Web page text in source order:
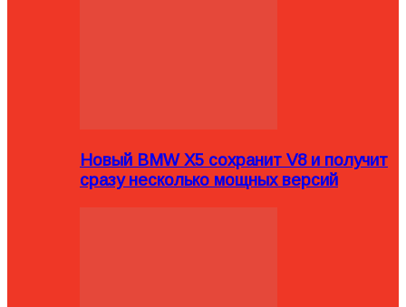
Новый BMW X5 сохранит V8 и получит
сразу несколько мощных версий